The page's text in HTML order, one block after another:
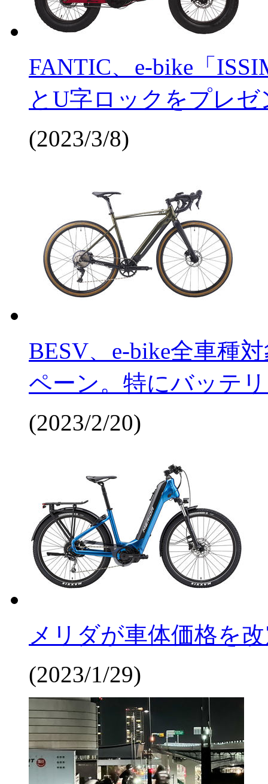
FANTIC、e-bike「
とU字ロックをプレゼ
(2023/3/8)
BESV、e-bike全車種
ペーン。特にバッテ
(2023/2/20)
メリダが車体価格を
(2023/1/29)